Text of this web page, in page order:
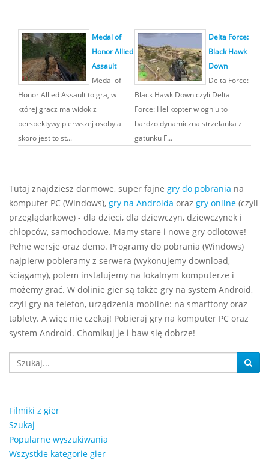
Medal of
Honor Allied
Assault
Medal of
Honor Allied Assault to gra, w
której gracz ma widok z
perspektywy pierwszej osoby a
skoro jest to st...
Delta Force:
Black Hawk
Down
Delta Force:
Black Hawk Down czyli Delta
Force: Helikopter w ogniu to
bardzo dynamiczna strzelanka z
gatunku F...
Tutaj znajdziesz darmowe, super fajne gry do pobrania na
komputer PC (Windows), gry na Androida oraz gry online (czyli
przeglądarkowe) - dla dzieci, dla dziewczyn, dziewczynek i
chłopców, samochodowe. Mamy stare i nowe gry odlotowe!
Pełne wersje oraz demo. Programy do pobrania (Windows)
najpierw pobieramy z serwera (wykonujemy download,
ściągamy), potem instalujemy na lokalnym komputerze i
możemy grać. W dolinie gier są także gry na system Android,
czyli gry na telefon, urządzenia mobilne: na smarftony oraz
tablety. A więc nie czekaj! Pobieraj gry na komputer PC oraz
system Android. Chomikuj je i baw się dobrze!
Filmiki z gier
Szukaj
Popularne wyszukiwania
Wszystkie kategorie gier